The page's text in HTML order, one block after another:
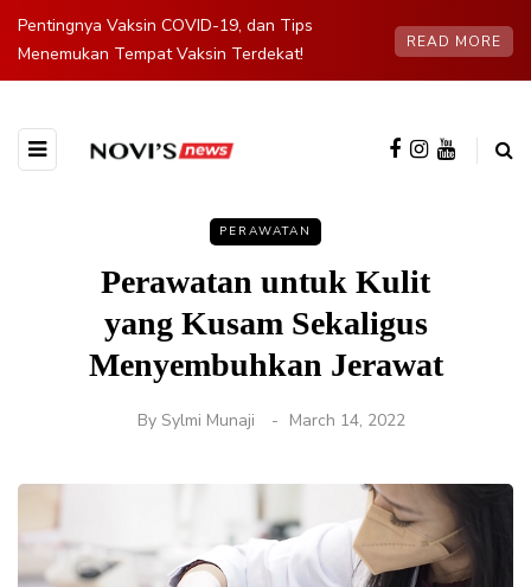
Pentingnya Vaksin COVID-19, dan Tips
Menemukan Tempat Vaksin Terdekat!
READ MORE
PERAWATAN
Perawatan untuk Kulit
yang Kusam Sekaligus
Menyembuhkan Jerawat
By Sylmi Munaji March 14, 2022